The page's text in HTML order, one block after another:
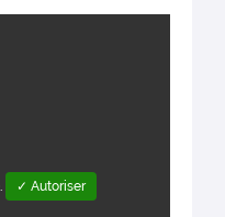
✓ Autoriser